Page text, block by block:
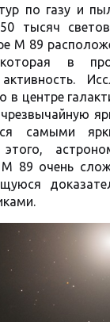
по газу и
тысяч
М 89
в
в центре
самыми
M 89 очень